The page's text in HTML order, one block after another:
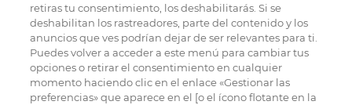
retiras tu consentimiento, los deshabilitarás. Si se
deshabilitan los rastreadores, parte del contenido y los
anuncios que ves podrían dejar de ser relevantes para ti.
Puedes volver a acceder a este menú para cambiar tus
opciones o retirar el consentimiento en cualquier
momento haciendo clic en el enlace «Gestionar las
preferencias» que aparece en el [o el ícono flotante en la